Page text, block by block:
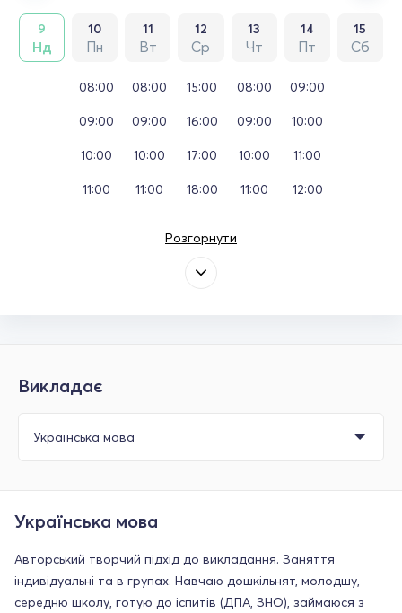
9
Нд
10
Пн
11
Вт
12
Ср
13
Чт
14
Пт
15
Сб
08:00
09:00
10:00
11:00
08:00
09:00
10:00
11:00
15:00
16:00
17:00
18:00
08:00
09:00
10:00
11:00
09:00
10:00
11:00
12:00
Розгорнути
Викладає
Українська мова
Авторський творчий підхід до викладання. Заняття
індивідуальні та в групах. Навчаю дошкільнят, молодшу,
середню школу, готую до іспитів (ДПА, ЗНО), займаюся з